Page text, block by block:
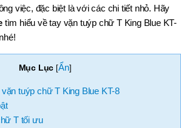
việc, đặc biệt là với các chi tiết nhỏ. Hãy
tìm hiểu về tay vặn tuýp chữ T King Blue KT-
Mục Lục [Ẩn]
tuýp chữ T King Blue KT-8
T tối ưu